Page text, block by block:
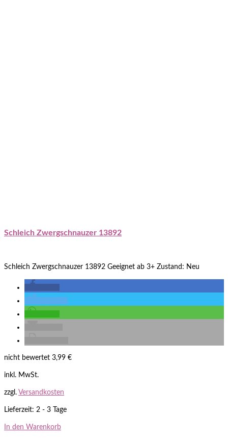
Schleich Zwergschnauzer 13892
Schleich Zwergschnauzer 13892 Geeignet ab 3+ Zustand: Neu
nicht bewertet 3,99 €
inkl. MwSt.
zzgl. Versandkosten
Lieferzeit: 2 - 3 Tage
In den Warenkorb